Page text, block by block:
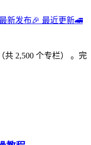
新发布🎉 最近更新🚄
（共 2,500 个专栏）
。完